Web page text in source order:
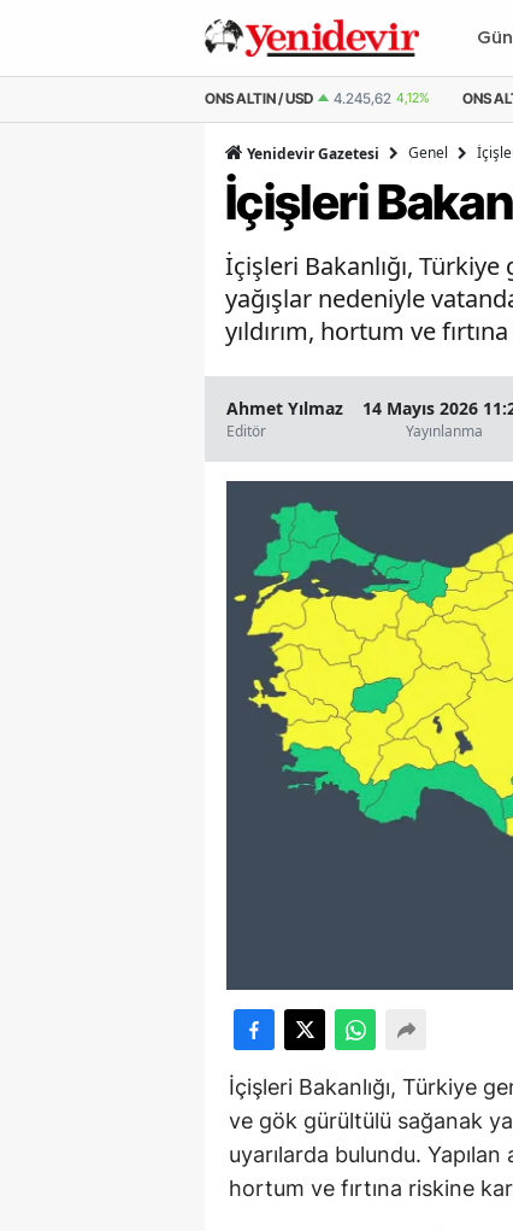
ONS ALTIN / TL 201.952,07 4,21%
Yenidevir Gazetesi Genel
İçişleri
İçişleri Bakanlığı,
yağışlar nedeniyle
yıldırım, hortum ve
Ahmet Yılmaz
Editör
14 Mayıs 2026
Yayınlanma
İçişleri Bakanlığı, Türkiye
ve gök gürültülü sağanak
uyarılarda bulundu. Yapılan
hortum ve fırtına riskine